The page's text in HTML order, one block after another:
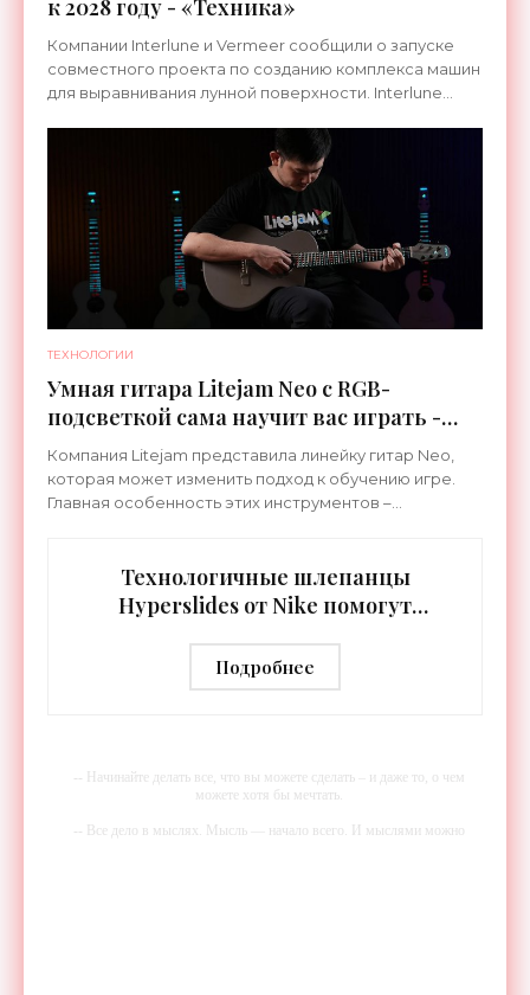
к 2028 году - «Техника»
Компании Interlune и Vermeer сообщили о запуске
совместного проекта по созданию комплекса машин
для выравнивания лунной поверхности. Interlune
ТЕХНОЛОГИИ
Умная гитара Litejam Neo с RGB-
подсветкой сама научит вас играть -
«Гаджеты»
Компания Litejam представила линейку гитар Neo,
которая может изменить подход к обучению игре.
Главная особенность этих инструментов –
Технологичные шлепанцы
Hyperslides от Nike помогут
тренировки - «Гаджеты»
Подробнее
-- Начинайте делать все, что вы можете сделать – и даже то, о чем
можете хотя бы мечтать.
-- Все дело в мыслях. Мысль — начало всего. И мыслями можно